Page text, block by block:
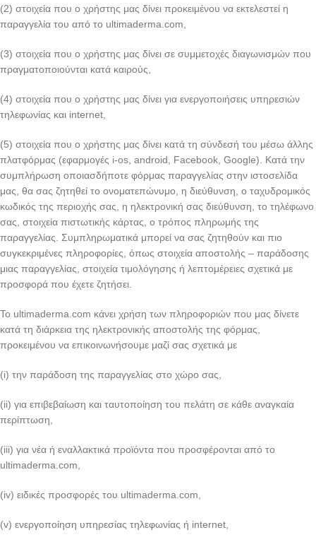
(2) στοιχεία που ο χρήστης μας δίνει προκειμένου να εκτελεστεί η
παραγγελία του από το ultimaderma.com,
(3) στοιχεία που ο χρήστης μας δίνει σε συμμετοχές διαγωνισμών που
πραγματοποιούνται κατά καιρούς,
(4) στοιχεία που ο χρήστης μας δίνει για ενεργοποιήσεις υπηρεσιών
τηλεφωνίας και internet,
(5) στοιχεία που ο χρήστης μας δίνει κατά τη σύνδεσή του μέσω άλλης
πλατφόρμας (εφαρμογές i-os, android, Facebook, Google). Κατά την
συμπλήρωση οποιασδήποτε φόρμας παραγγελίας στην ιστοσελίδα
μας, θα σας ζητηθεί το ονοματεπώνυμο, η διεύθυνση, ο ταχυδρομικός
κωδικός της περιοχής σας, η ηλεκτρονική σας διεύθυνση, το τηλέφωνο
σας, στοιχεία πιστωτικής κάρτας, ο τρόπος πληρωμής της
παραγγελίας. Συμπληρωματικά μπορεί να σας ζητηθούν και πιο
συγκεκριμένες πληροφορίες, όπως στοιχεία αποστολής – παράδοσης
μιας παραγγελίας, στοιχεία τιμολόγησης ή λεπτομέρειες σχετικά με
προσφορά που έχετε ζητήσει.
Το ultimaderma.com κάνει χρήση των πληροφοριών που μας δίνετε
κατά τη διάρκεια της ηλεκτρονικής αποστολής της φόρμας,
προκειμένου να επικοινωνήσουμε μαζί σας σχετικά με
(i) την παράδοση της παραγγελίας στο χώρο σας,
(ii) για επιβεβαίωση και ταυτοποίηση του πελάτη σε κάθε αναγκαία
περίπτωση,
(iii) για νέα ή εναλλακτικά προϊόντα που προσφέρονται από το
ultimaderma.com,
(iv) ειδικές προσφορές του ultimaderma.com,
(v) ενεργοποίηση υπηρεσίας τηλεφωνίας ή internet,